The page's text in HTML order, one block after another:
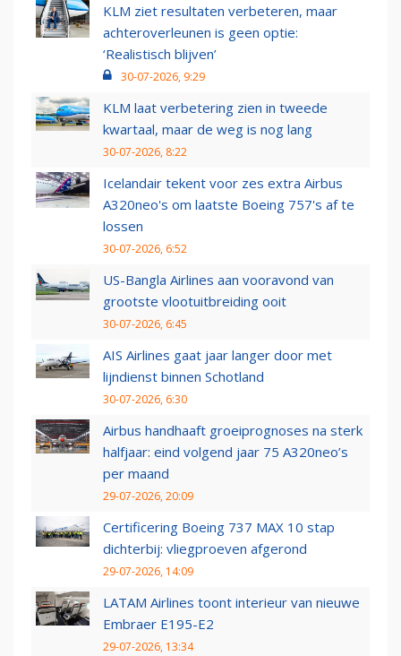
KLM ziet resultaten verbeteren, maar
achteroverleunen is geen optie:
‘Realistisch blijven’
30-07-2026, 9:29
KLM laat verbetering zien in tweede
kwartaal, maar de weg is nog lang
30-07-2026, 8:22
Icelandair tekent voor zes extra Airbus
A320neo's om laatste Boeing 757's af te
lossen
30-07-2026, 6:52
US-Bangla Airlines aan vooravond van
grootste vlootuitbreiding ooit
30-07-2026, 6:45
AIS Airlines gaat jaar langer door met
lijndienst binnen Schotland
30-07-2026, 6:30
Airbus handhaaft groeiprognoses na sterk
halfjaar: eind volgend jaar 75 A320neo’s
per maand
29-07-2026, 20:09
Certificering Boeing 737 MAX 10 stap
dichterbij: vliegproeven afgerond
29-07-2026, 14:09
LATAM Airlines toont interieur van nieuwe
Embraer E195-E2
29-07-2026, 13:34